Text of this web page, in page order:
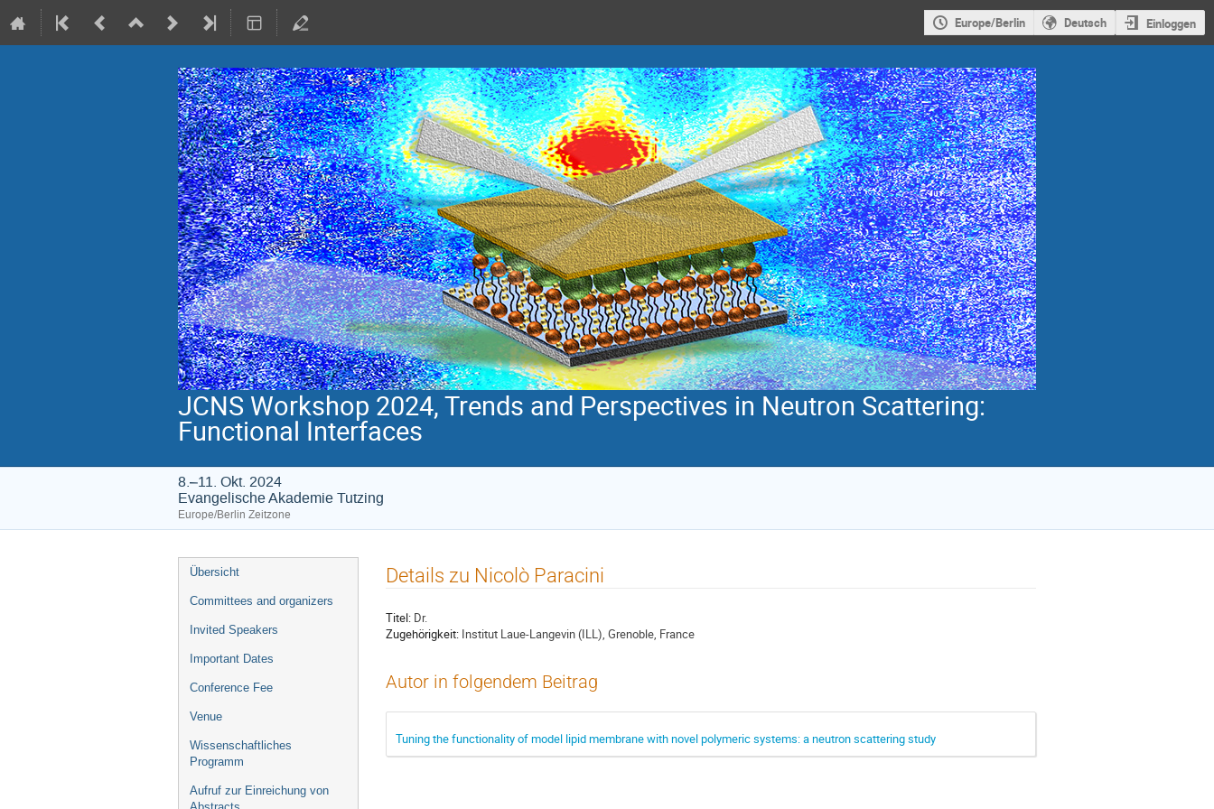
Europe/Berlin Deutsch Einloggen
JCNS Workshop 2024, Trends and Perspectives in Neutron Scattering:
Functional Interfaces
8.–11. Okt. 2024
Evangelische Akademie Tutzing
Europe/Berlin Zeitzone
Veranstaltungsmenü
Übersicht
Committees and organizers
Invited Speakers
Important Dates
Conference Fee
Venue
Wissenschaftliches
Programm
Aufruf zur Einreichung von
Details zu Nicolò Paracini
Titel: Dr.
Zugehörigkeit: Institut Laue-Langevin (ILL), Grenoble, France
Autor in folgendem Beitrag
Tuning the functionality of model lipid membrane with novel polymeric systems: a neutron scattering study